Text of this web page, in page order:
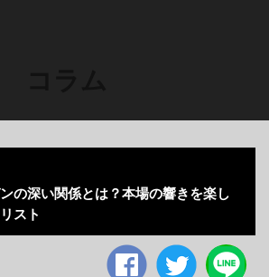
の深い関係とは？本場の響きを楽し
スト